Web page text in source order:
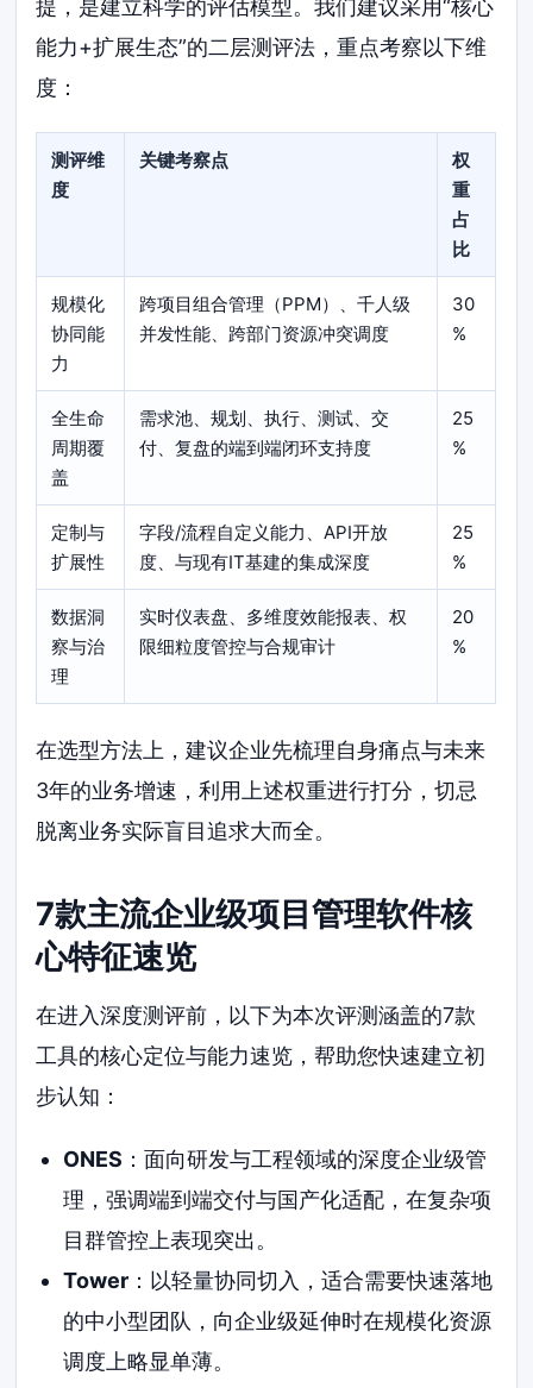
提，是建立科学的评估模型。我们建议采用“核心
能力+扩展生态”的二层测评法，重点考察以下维
度：
测评维
度
关键考察点
权
重
占
比
规模化
协同能
力
跨项目组合管理（PPM）、千人级
并发性能、跨部门资源冲突调度
30
%
全生命
周期覆
盖
需求池、规划、执行、测试、交
付、复盘的端到端闭环支持度
25
%
定制与
扩展性
字段/流程自定义能力、API开放
度、与现有IT基建的集成深度
25
%
数据洞
察与治
理
实时仪表盘、多维度效能报表、权
限细粒度管控与合规审计
20
%
在选型方法上，建议企业先梳理自身痛点与未来
3年的业务增速，利用上述权重进行打分，切忌
脱离业务实际盲目追求大而全。
7款主流企业级项目管理软件核
心特征速览
在进入深度测评前，以下为本次评测涵盖的7款
工具的核心定位与能力速览，帮助您快速建立初
步认知：
ONES ：面向研发与工程领域的深度企业级管
理，强调端到端交付与国产化适配，在复杂项
目群管控上表现突出。
Tower：以轻量协同切入，适合需要快速落地
的中小型团队，向企业级延伸时在规模化资源
调度上略显单薄。